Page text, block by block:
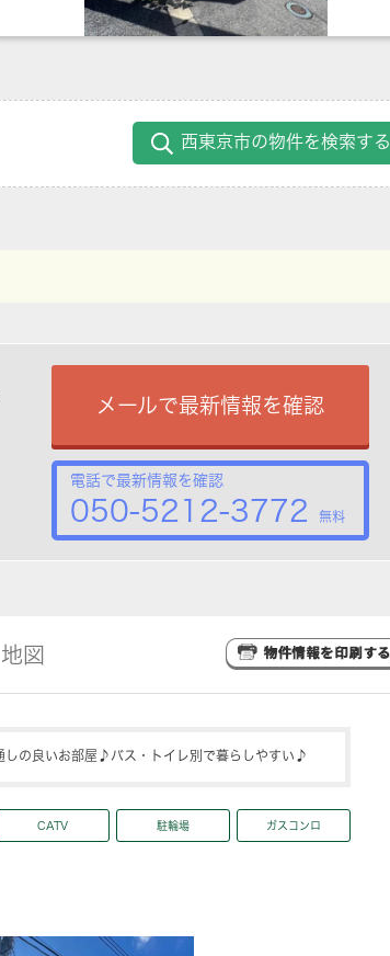
西東京市の物件を検索する
メールで最新情報を確認
電話で最新情報を確認
050-5212-3772 無料
地図
の良いお部屋♪バス・トイレ別で暮らしやすい♪
CATV 駐輪場 ガスコンロ